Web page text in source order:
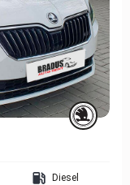
Diesel